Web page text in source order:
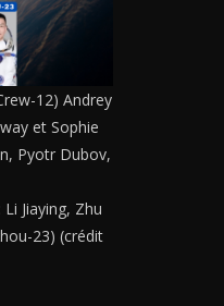
12) Andrey
et Sophie
Pyotr Dubov,
Jiaying, Zhu
23) (crédit